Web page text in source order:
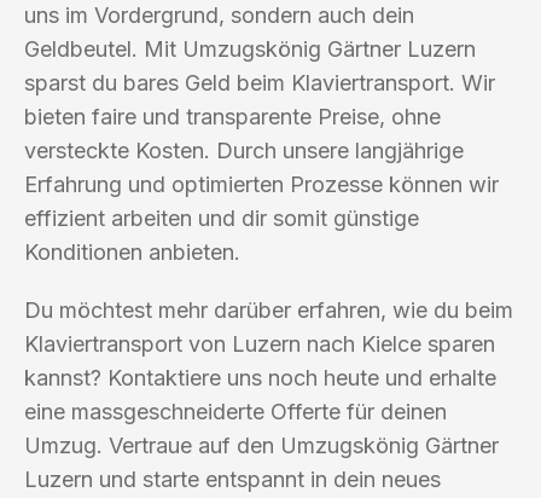
uns im Vordergrund, sondern auch dein
Geldbeutel. Mit Umzugskönig Gärtner Luzern
sparst du bares Geld beim Klaviertransport. Wir
bieten faire und transparente Preise, ohne
versteckte Kosten. Durch unsere langjährige
Erfahrung und optimierten Prozesse können wir
effizient arbeiten und dir somit günstige
Konditionen anbieten.
Du möchtest mehr darüber erfahren, wie du beim
Klaviertransport von Luzern nach Kielce sparen
kannst? Kontaktiere uns noch heute und erhalte
eine massgeschneiderte Offerte für deinen
Umzug. Vertraue auf den Umzugskönig Gärtner
Luzern und starte entspannt in dein neues